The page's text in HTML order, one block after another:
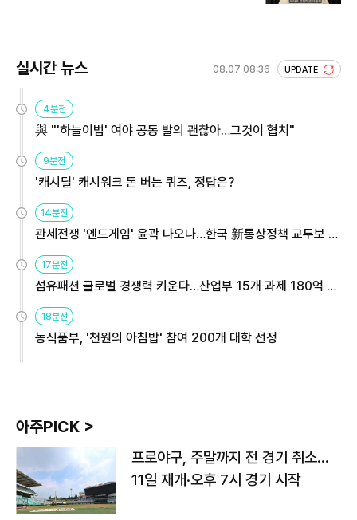
실시간 뉴스 08.07 08:36 UPDATE
4분전
與 "'하늘이법' 여야 공동 발의 괜찮아…그것이 협치"
9분전
'캐시딜' 캐시워크 돈 버는 퀴즈, 정답은?
14분전
관세전쟁 '엔드게임' 윤곽 나오나…한국 新통상정책 교두보 활
17분전
섬유패션 글로벌 경쟁력 키운다…산업부 15개 과제 180억 지
18분전
농식품부, '천원의 아침밥' 참여 200개 대학 선정
아주PICK >
프로야구, 주말까지 전 경기 취소…
11일 재개·오후 7시 경기 시작